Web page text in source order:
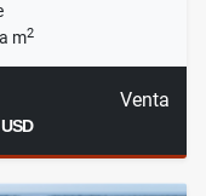
m2
Venta
USD